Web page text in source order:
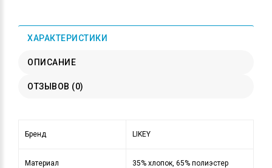
ХАРАКТЕРИСТИКИ
ОПИСАНИЕ
ОТЗЫВОВ (0)
Бренд LIKEY
Материал 35% хлопок, 65% полиэстер